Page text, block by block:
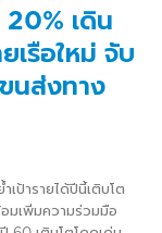
20% เดิน
เรือใหม่ จับ
นส่งทาง
ป้ารายได้ปีนี้เติบโต
มเพิ่มความร่วมมือ